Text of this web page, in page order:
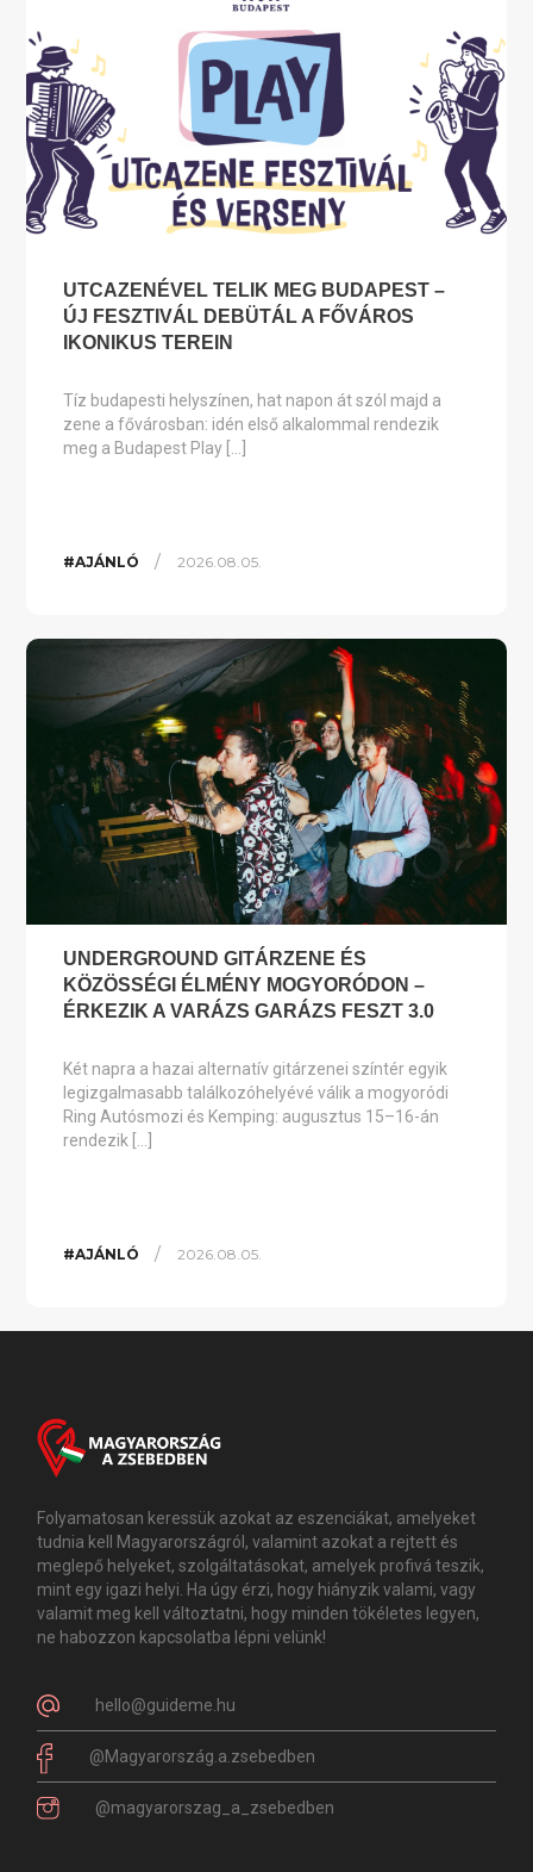
UTCAZENÉVEL TELIK MEG BUDAPEST –
ÚJ FESZTIVÁL DEBÜTÁL A FŐVÁROS
IKONIKUS TEREIN
Tíz budapesti helyszínen, hat napon át szól majd a
zene a fővárosban: idén első alkalommal rendezik
meg a Budapest Play […]
#AJÁNLÓ / 2026.08.05.
UNDERGROUND GITÁRZENE ÉS
KÖZÖSSÉGI ÉLMÉNY MOGYORÓDON –
ÉRKEZIK A VARÁZS GARÁZS FESZT 3.0
Két napra a hazai alternatív gitárzenei színtér egyik
legizgalmasabb találkozóhelyévé válik a mogyoródi
Ring Autósmozi és Kemping: augusztus 15–16-án
rendezik […]
#AJÁNLÓ / 2026.08.05.
Folyamatosan keressük azokat az eszenciákat, amelyeket
tudnia kell Magyarországról, valamint azokat a rejtett és
meglepő helyeket, szolgáltatásokat, amelyek profivá teszik,
mint egy igazi helyi. Ha úgy érzi, hogy hiányzik valami, vagy
valamit meg kell változtatni, hogy minden tökéletes legyen,
ne habozzon kapcsolatba lépni velünk!
hello@guideme.hu
@Magyarország.a.zsebedben
@magyarorszag_a_zsebedben